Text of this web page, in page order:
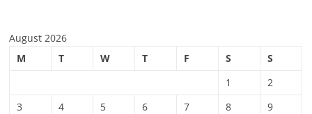
August 2026
M
T W T F S
S
1
2
3
4 5 6 7 8
9